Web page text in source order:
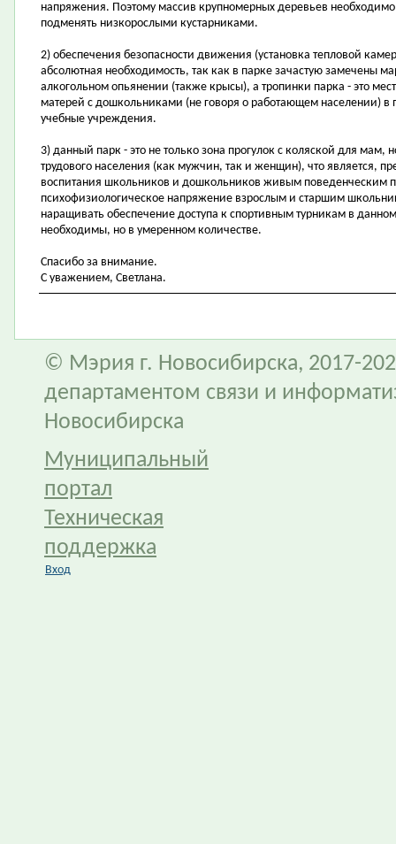
напряжения. Поэтому массив крупномерных деревьев
подменять низкорослыми кустарниками.
2) обеспечения безопасности движения (установка тепловой
абсолютная необходимость, так как в парке зачастую замечены
алкогольном опьянении (также крысы), а тропинки парка - это
матерей с дошкольниками (не говоря о работающем населении) в
учебные учреждения.
3) данный парк - это не только зона прогулок с коляской для мам,
трудового населения (как мужчин, так и женщин), что является,
воспитания школьников и дошкольников живым поведенческим
психофизиологическое напряжение взрослым и старшим
наращивать обеспечение доступа к спортивным турникам в
необходимы, но в умеренном количестве.
Спасибо за внимание.
С уважением, Светлана.
© Мэрия г. Новосибирска, 2017-
департаментом связи и
Новосибирска
Муниципальный
портал
Техническая
поддержка
Вход